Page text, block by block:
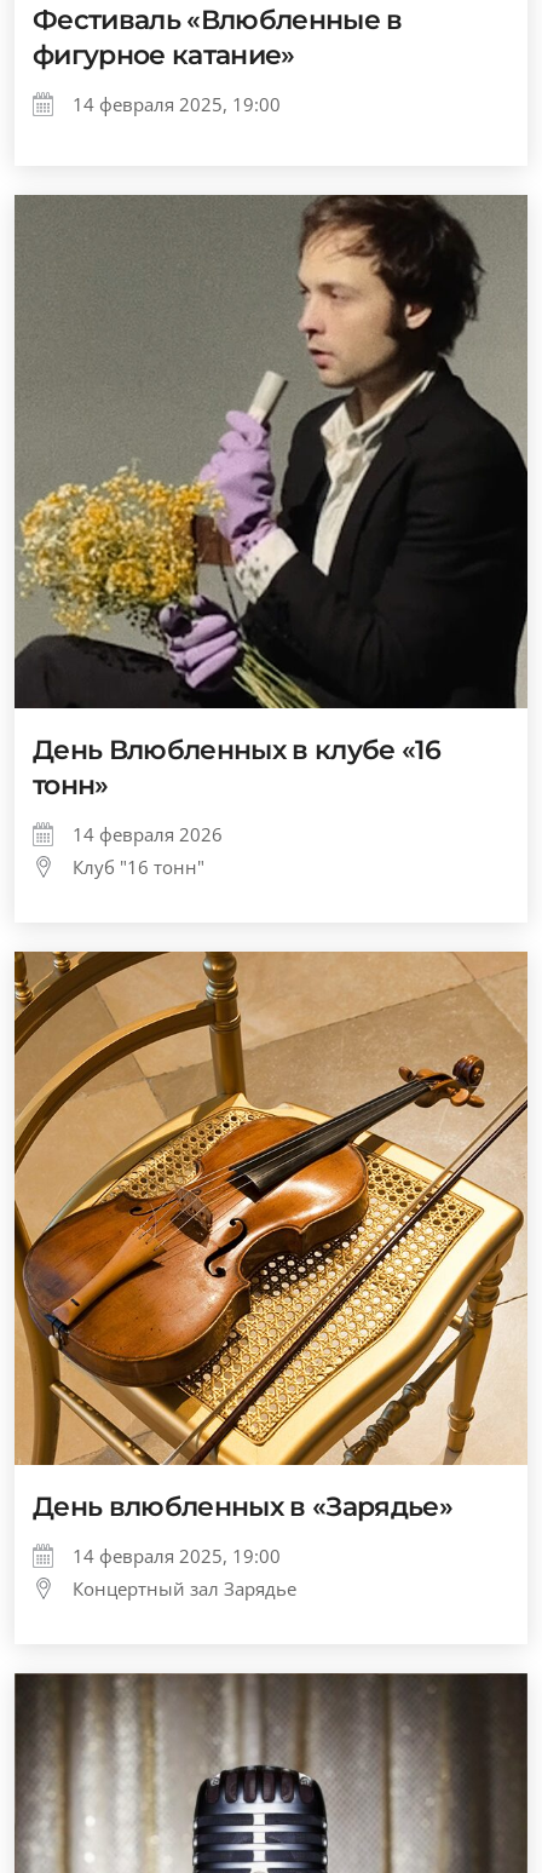
Фестиваль «Влюбленные в
фигурное катание»
14 февраля 2025, 19:00
День Влюбленных в клубе «16
тонн»
14 февраля 2026
Клуб "16 тонн"
День влюбленных в «Зарядье»
14 февраля 2025, 19:00
Концертный зал Зарядье